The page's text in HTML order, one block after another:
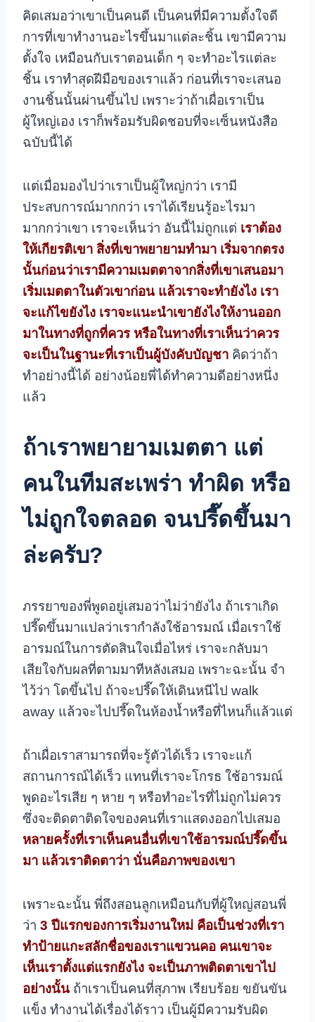
คิดเสมอว่าเขาเป็นคนดี เป็นคนที่มีความตั้งใจดี
การที่เขาทำงานอะไรขึ้นมาแต่ละชิ้น เขามีความ
ตั้งใจ เหมือนกับเราตอนเด็ก ๆ จะทำอะไรแต่ละ
ชิ้น เราทำสุดฝีมือของเราแล้ว ก่อนที่เราจะเสนอ
งานชิ้นนั้นผ่านขึ้นไป เพราะว่าถ้าเผื่อเราเป็น
ผู้ใหญ่เอง เราก็พร้อมรับผิดชอบที่จะเซ็นหนังสือ
ฉบับนี้ได้
แต่เมื่อมองไปว่าเราเป็นผู้ใหญ่กว่า เรามี
ประสบการณ์มากกว่า เราได้เรียนรู้อะไรมา
มากกว่าเขา เราจะเห็นว่า อันนี้ไม่ถูกแต่ เราต้อง
ให้เกียรติเขา สิ่งที่เขาพยายามทำมา เริ่มจากตรง
นั้นก่อนว่าเรามีความเมตตาจากสิ่งที่เขาเสนอมา
เริ่มเมตตาในตัวเขาก่อน แล้วเราจะทำยังไง เรา
จะแก้ไขยังไง เราจะแนะนำเขายังไงให้งานออก
มาในทางที่ถูกที่ควร หรือในทางที่เราเห็นว่าควร
จะเป็นในฐานะที่เราเป็นผู้บังคับบัญชา คิดว่าถ้า
ทำอย่างนี้ได้ อย่างน้อยพี่ได้ทำความดีอย่างหนึ่ง
แล้ว
ถ้าเราพยายามเมตตา แต่
คนในทีมสะเพร่า ทำผิด หรือ
ไม่ถูกใจตลอด จนปรี๊ดขึ้นมา
ล่ะครับ?
ภรรยาของพี่พูดอยู่เสมอว่าไม่ว่ายังไง ถ้าเราเกิด
ปรี๊ดขึ้นมาแปลว่าเรากำลังใช้อารมณ์ เมื่อเราใช้
อารมณ์ในการตัดสินใจเมื่อไหร่ เราจะกลับมา
เสียใจกับผลที่ตามมาทีหลังเสมอ เพราะฉะนั้น จำ
ไว้ว่า โตขึ้นไป ถ้าจะปรี๊ดให้เดินหนีไป walk
away แล้วจะไปปรี๊ดในห้องน้ำหรือที่ไหนก็แล้วแต่
ถ้าเผื่อเราสามารถที่จะรู้ตัวได้เร็ว เราจะแก้
สถานการณ์ได้เร็ว แทนที่เราจะโกรธ ใช้อารมณ์
พูดอะไรเสีย ๆ หาย ๆ หรือทำอะไรที่ไม่ถูกไม่ควร
ซึ่งจะติดตาติดใจของคนที่เราแสดงออกไปเสมอ
หลายครั้งที่เราเห็นคนอื่นที่เขาใช้อารมณ์ปรี๊ดขึ้น
มา แล้วเราติดตาว่า นั่นคือภาพของเขา
เพราะฉะนั้น พี่ถึงสอนลูกเหมือนกับที่ผู้ใหญ่สอนพี่
ว่า 3 ปีแรกของการเริ่มงานใหม่ คือเป็นช่วงที่เรา
ทำป้ายแกะสลักชื่อของเราแขวนคอ คนเขาจะ
เห็นเราตั้งแต่แรกยังไง จะเป็นภาพติดตาเขาไป
อย่างนั้น ถ้าเราเป็นคนที่สุภาพ เรียบร้อย ขยันขัน
แข็ง ทำงานได้เรื่องได้ราว เป็นผู้มีความรับผิด